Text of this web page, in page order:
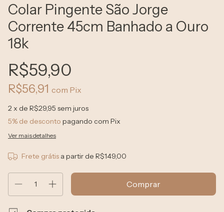
Colar Pingente São Jorge
Corrente 45cm Banhado a Ouro
18k
R$59,90
R$56,91 com Pix
2x de R$29,95 sem juros
5% de desconto pagando com Pix
Ver mais detalhes
Frete grátis a partir de R$149,00